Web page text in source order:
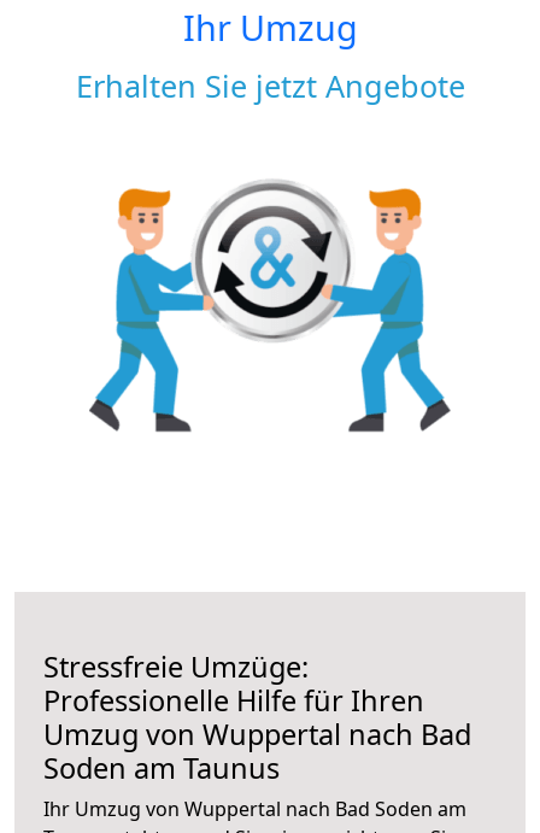
Ihr Umzug
Erhalten Sie jetzt Angebote
Stressfreie Umzüge:
Professionelle Hilfe für Ihren
Umzug von Wuppertal nach Bad
Soden am Taunus
Ihr Umzug von Wuppertal nach Bad Soden am